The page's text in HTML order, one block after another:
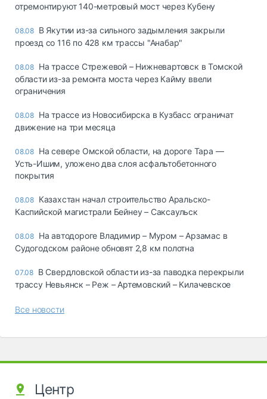
отремонтируют 140-метровый мост через Кубену
08.08 В Якутии из-за сильного задымления закрыли
проезд со 116 по 428 км трассы "Анабар"
08.08 На трассе Стрежевой – Нижневартовск в Томской
области из-за ремонта моста через Кайму ввели
ограничения
08.08 На трассе из Новосибирска в Кузбасс ограничат
движение на три месяца
08.08 На севере Омской области, на дороге Тара —
Усть-Ишим, уложено два слоя асфальтобетонного
покрытия
08.08 Казахстан начал строительство Аральско-
Каспийской магистрали Бейнеу – Саксаульск
08.08 На автодороге Владимир – Муром – Арзамас в
Судогодском районе обновят 2,8 км полотна
07.08 В Свердловской области из-за паводка перекрыли
трассу Невьянск – Реж – Артемовский – Килачевское
Все новости
Центр